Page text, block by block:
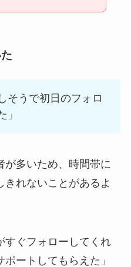
そうで初日のフォロ
」
が多いため、時間帯に
きれないことがあるよ
すぐフォローしてくれ
ートしてもらえた」